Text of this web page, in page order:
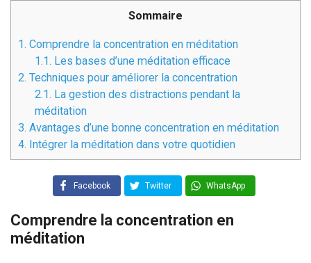
Sommaire
1. Comprendre la concentration en méditation
1.1. Les bases d’une méditation efficace
2. Techniques pour améliorer la concentration
2.1. La gestion des distractions pendant la
méditation
3. Avantages d’une bonne concentration en méditation
4. Intégrer la méditation dans votre quotidien
Facebook Twitter WhatsApp
Comprendre la concentration en
méditation